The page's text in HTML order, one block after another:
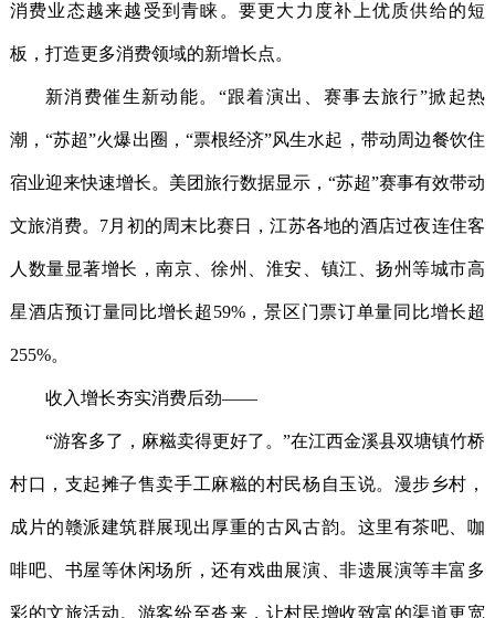
消费业态越来越受到青睐。要更大力度补上优质供给的短
板，打造更多消费领域的新增长点。
新消费催生新动能。“跟着演出、赛事去旅行”掀起热
潮，“苏超”火爆出圈，“票根经济”风生水起，带动周边餐饮住
宿业迎来快速增长。美团旅行数据显示，“苏超”赛事有效带动
文旅消费。7月初的周末比赛日，江苏各地的酒店过夜连住客
人数量显著增长，南京、徐州、淮安、镇江、扬州等城市高
星酒店预订量同比增长超59%，景区门票订单量同比增长超
255%。
收入增长夯实消费后劲——
“游客多了，麻糍卖得更好了。”在江西金溪县双塘镇竹桥
村口，支起摊子售卖手工麻糍的村民杨自玉说。漫步乡村，
成片的赣派建筑群展现出厚重的古风古韵。这里有茶吧、咖
啡吧、书屋等休闲场所，还有戏曲展演、非遗展演等丰富多
彩的文旅活动。游客纷至沓来，让村民增收致富的渠道更宽